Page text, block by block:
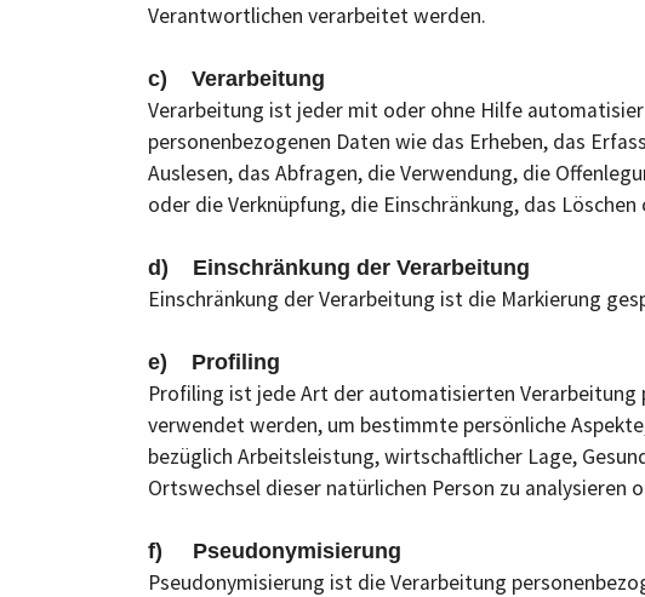
Verantwortlichen verarbeitet werden.
c) Verarbeitung
Verarbeitung ist jeder mit oder ohne Hilfe
personenbezogenen Daten wie das Erheben, das
Auslesen, das Abfragen, die Verwendung, die
oder die Verknüpfung, die Einschränkung, das
d) Einschränkung der Verarbeitung
Einschränkung der Verarbeitung ist die Markierung
e) Profiling
Profiling ist jede Art der automatisierten Verarbeitung
verwendet werden, um bestimmte persönliche
bezüglich Arbeitsleistung, wirtschaftlicher Lage,
Ortswechsel dieser natürlichen Person zu analysieren
f) Pseudonymisierung
Pseudonymisierung ist die Verarbeitung